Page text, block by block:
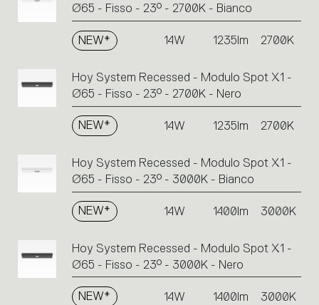
Ø65 - Fisso - 23° - 2700K - Bianco
NEW* 14W 1235lm 2700K
Hoy System Recessed - Modulo Spot X1 -
Ø65 - Fisso - 23° - 2700K - Nero
NEW* 14W 1235lm 2700K
Hoy System Recessed - Modulo Spot X1 -
Ø65 - Fisso - 23° - 3000K - Bianco
NEW* 14W 1400lm 3000K
Hoy System Recessed - Modulo Spot X1 -
Ø65 - Fisso - 23° - 3000K - Nero
NEW* 14W 1400lm 3000K